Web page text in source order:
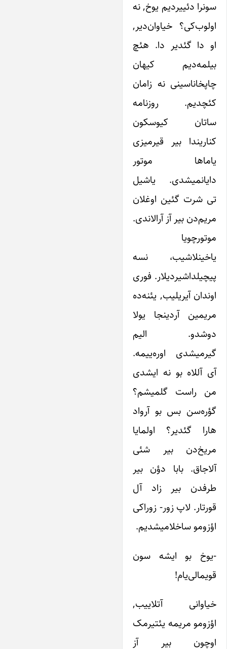
سونرا دئییردیم یوخ, نه
اولوب‌کی؟ خیاوان‌دیر,
او دا گئدیر دا. هئچ
بیلمه‌دیم کیهان
چاپخاناسینی نه زامان
کئچدیم. روزنامه
ساتان کیوسکون
کناریندا بیر قیرمیزی
یاماها موتور
دایانمیشدی. یاشیل
تی شرت گئین اوغلان
مریم‌دن بیر آز آرالاندی.
موتورچویا
یاخینلاشیب، نسه
پیچیلداشیردیلار. فوری
اوندان آیریلیب, یئنه‌ده
مریمین آردینجا یولا
دوشدو. الیم
گیرمیشدی اوره‌ییمه.
آی آللاه بو نه ایشدی
من راست گلمیشم؟
گؤره‌سن بس بو آرواد
هارا گئدیر؟ اولمایا
مریخ‌دن بیر شئی
آلاجاق. بابا دؤن بیر
طرفدن بیر زاد آل
قورتار. لاپ زور- زوراکی
اؤزومو ساخلامیشدیم.
-یوخ بو ایشه سون
قویمالی‌یام!
خیاوانی آتلاییب,
اؤزومو مریمه یئتیرمک
اوچون بیر آز